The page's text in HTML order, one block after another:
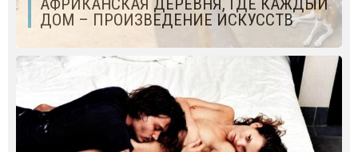
ДОМ – ПРОИЗВЕДЕНИЕ ИСКУССТВ